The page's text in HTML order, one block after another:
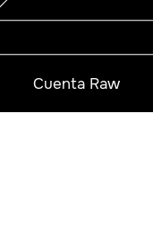
Cuenta Raw